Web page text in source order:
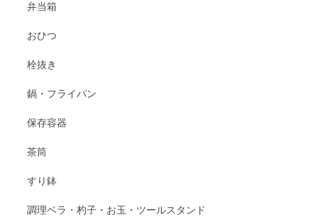
弁当箱
おひつ
栓抜き
鍋・フライパン
保存容器
茶筒
すり鉢
調理ベラ・杓子・お玉・ツールスタンド